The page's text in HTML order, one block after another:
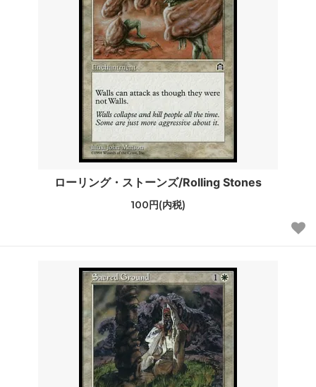
ローリング・ストーンズ/Rolling Stones
100円(内税)